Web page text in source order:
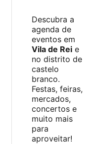
Descubra a
agenda de
eventos em
Vila de Rei e
no distrito de
castelo
branco.
Festas, feiras,
mercados,
concertos e
muito mais
para
aproveitar!